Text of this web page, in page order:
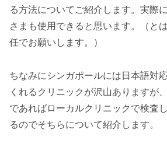
る方法についてご紹介します。実際
さまも使用できると思います。（と
任でお願いします。）
ちなみにシンガポールには日本語対
くれるクリニックが沢山ありますが
であればローカルクリニックで検査
るのでそちらについて紹介します。